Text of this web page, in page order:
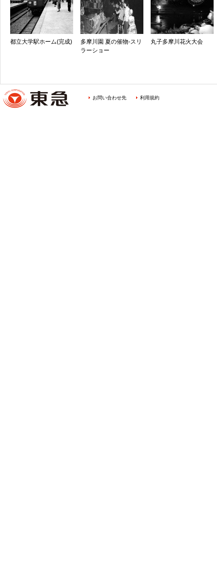
都立大学駅ホーム(完成)
多摩川園 夏の催物-スリ
ラーショー
丸子多摩川花火大会
お問い合わせ先 利用規約